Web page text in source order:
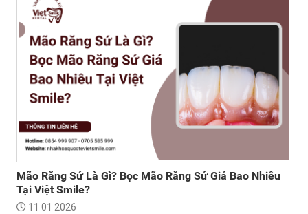
Mão Răng Sứ Là Gì? Bọc Mão Răng Sứ Giá Bao Nhiêu
Tại Việt Smile?
11 01 2026